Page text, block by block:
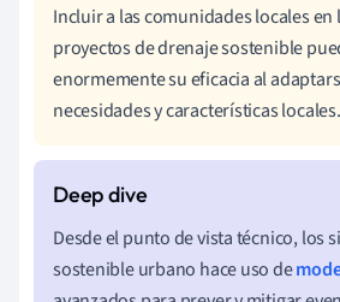
Incluir a las comunidades locales
proyectos de drenaje sostenible
enormemente su eficacia al
necesidades y características locales.
Desde el punto de vista técnico, los
sostenible urbano hace uso de